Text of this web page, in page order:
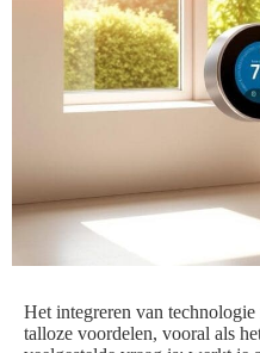
Het integreren van
talloze voordelen, vooral als